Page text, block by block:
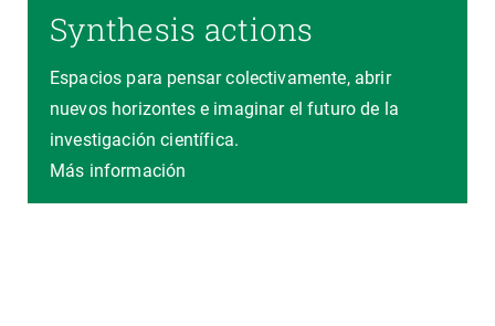
Synthesis actions
Espacios para pensar colectivamente, abrir
nuevos horizontes e imaginar el futuro de la
investigación científica.
Más información